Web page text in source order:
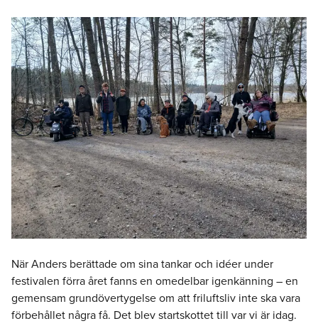
När Anders berättade om sina tankar och idéer under
festivalen förra året fanns en omedelbar igenkänning – en
gemensam grundövertygelse om att friluftsliv inte ska vara
förbehållet några få. Det blev startskottet till var vi är idag.